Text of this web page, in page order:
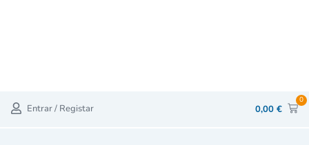
Entrar / Registar 0,00 €
0